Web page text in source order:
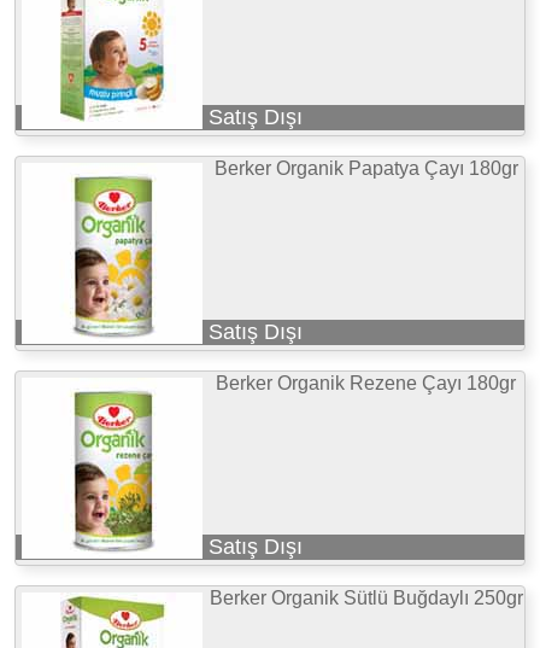
Satış Dışı
Berker Organik Papatya Çayı 180gr
Satış Dışı
Berker Organik Rezene Çayı 180gr
Satış Dışı
Berker Organik Sütlü Buğdaylı 250gr